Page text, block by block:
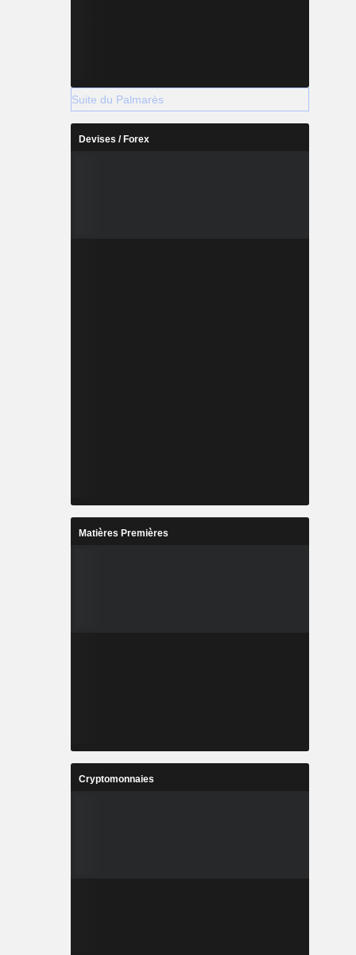
Suite du Palmarès
Devises / Forex
Matières Premières
Cryptomonnaies